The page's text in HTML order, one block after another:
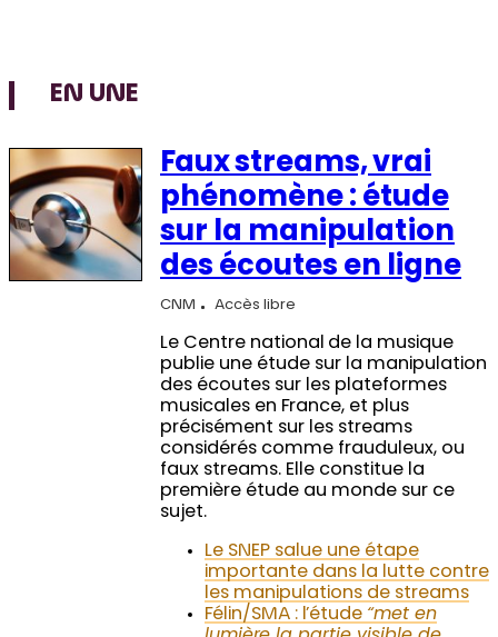
EN UNE
Faux streams, vrai
phénomène : étude
sur la manipulation
des écoutes en ligne
CNM Accès libre
Le Centre national de la musique
publie une étude sur la manipulation
des écoutes sur les plateformes
musicales en France, et plus
précisément sur les streams
considérés comme frauduleux, ou
faux streams. Elle constitue la
première étude au monde sur ce
sujet.
Le SNEP salue une étape
importante dans la lutte contre
les manipulations de streams
Félin/SMA : l’étude “met en